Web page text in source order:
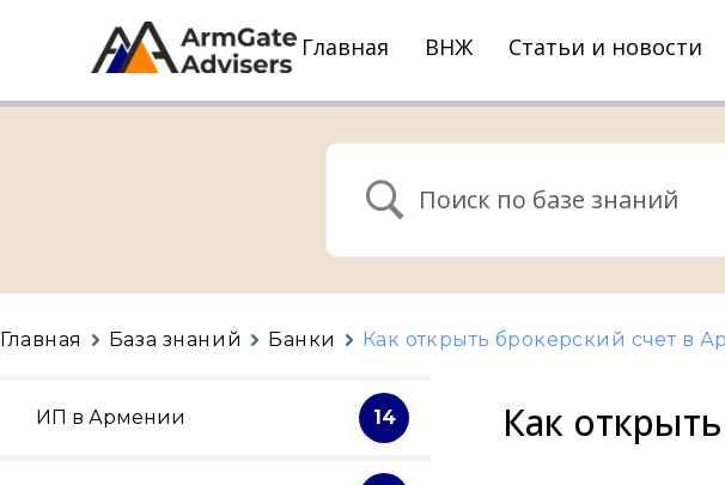
Главная ВНЖ Статьи и новости
Главная База знаний Банки Как открыть брокерский счет в
ИП в Армении 14 Как